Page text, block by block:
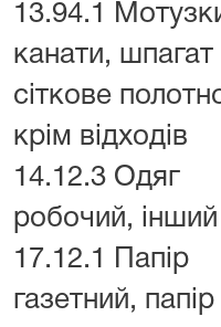
13.94.1
канати, шпагат
сіткове
крім відходів
14.12.3 Одяг
робочий, інший
17.12.1 Папір
газетний, папір